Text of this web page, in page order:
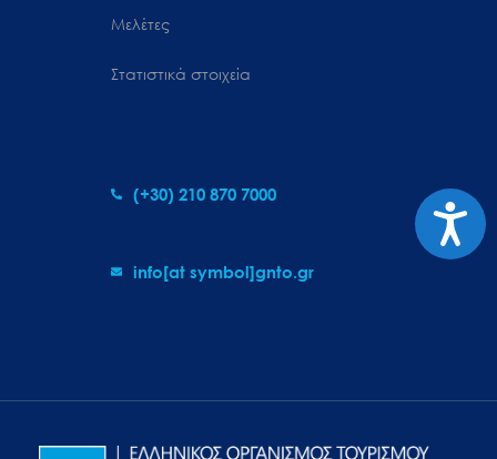
Μελέτες
Στατιστικά στοιχεία
(+30) 210 870 7000
info[at symbol]gnto.gr